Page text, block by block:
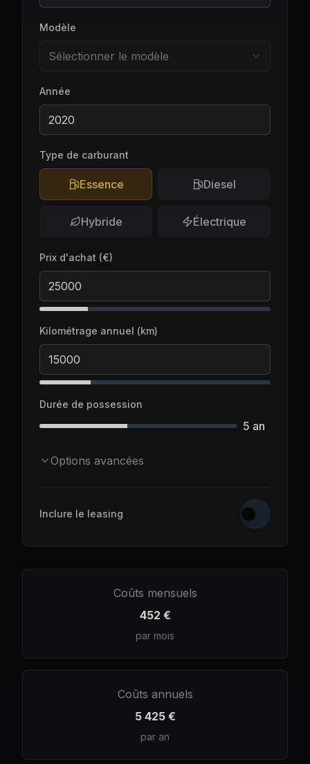
Modèle
Sélectionner le modèle
Année
Type de carburant
Essence Diesel
Hybride Électrique
Prix d'achat (€)
Kilométrage annuel (km)
Durée de possession
5 an
Options avancées
Inclure le leasing
Coûts mensuels
452 €
par mois
Coûts annuels
5 425 €
par an